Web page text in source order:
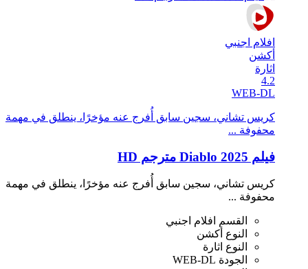
افلام اجنبي
أكشن
اثارة
4.2
WEB-DL
كريس تشاني، سجين سابق أُفرج عنه مؤخرًا، ينطلق في مهمة
محفوفة ...
فيلم Diablo 2025 مترجم HD
كريس تشاني، سجين سابق أُفرج عنه مؤخرًا، ينطلق في مهمة
محفوفة ...
القسم
افلام اجنبي
النوع أكشن
النوع اثارة
الجودة WEB-DL